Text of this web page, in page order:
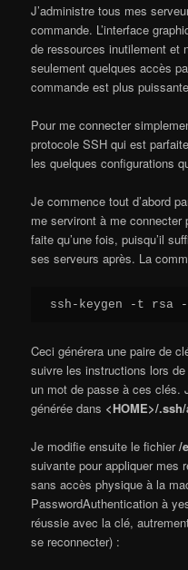
J’administre tous mes
commande. L’interface
de ressources inutilement et
seulement quelques accès
commande est plus
Pour me connecter
protocole SSH qui est
les quelques configurations
Je commence tout d’abord
me serviront à me connecter
faite qu’une fois, puisqu’il
ses serveurs après. La
ssh-keygen -t rsa -
Ceci générera une paire de
suivre les instructions lors
un mot de passe à ces clés.
générée dans <HOME>/
Je modifie ensuite le fichier/
suivante pour appliquer mes
sans accès physique à la
PasswordAuthentication à
réussie avec la clé,
se reconnecter) :